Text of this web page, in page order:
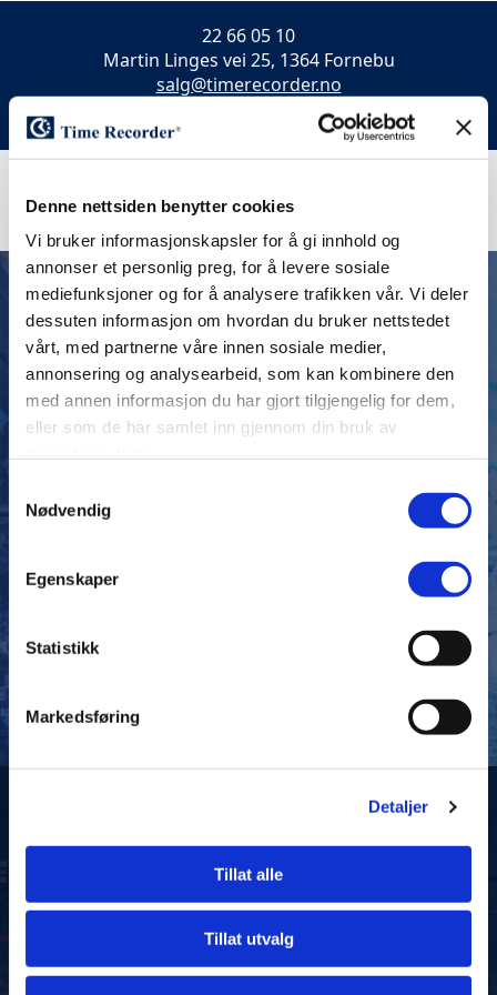
Denne nettsiden benytter cookies
Vi bruker informasjonskapsler for å gi innhold og
annonser et personlig preg, for å levere sosiale
mediefunksjoner og for å analysere trafikken vår. Vi deler
dessuten informasjon om hvordan du bruker nettstedet
vårt, med partnerne våre innen sosiale medier,
annonsering og analysearbeid, som kan kombinere den
med annen informasjon du har gjort tilgjengelig for dem,
eller som de har samlet inn gjennom din bruk av
Nødvendig
Egenskaper
Statistikk
Markedsføring
Detaljer
Tillat alle
Tillat utvalg
22 66 05 10
Martin Linges vei 25, 1364 Fornebu
salg@timerecorder.no
TIMEREGISTRERING
vet hva som fungerer. Total pakken med vår løsning
gir deg en kostnadseffektiv hverdag med riktig
WESTERSTRAND